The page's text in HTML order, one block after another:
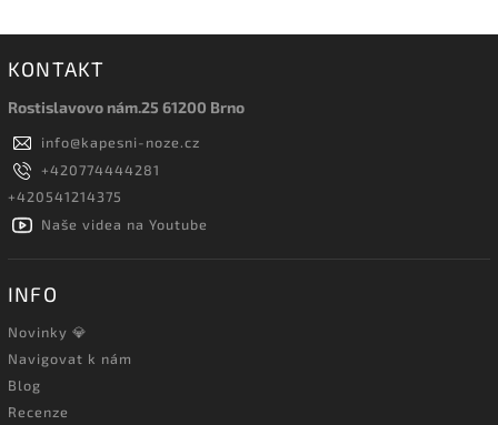
KONTAKT
Rostislavovo nám.25 61200 Brno
info@kapesni-noze.cz
+420774444281
+420541214375
Naše videa na Youtube
INFO
Novinky 💎
Navigovat k nám
Blog
Recenze